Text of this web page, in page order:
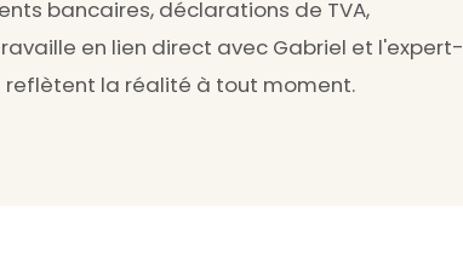
bancaires, déclarations de TVA,
en lien direct avec Gabriel et l'expert-
la réalité à tout moment.